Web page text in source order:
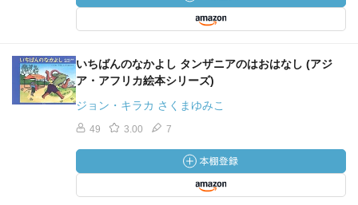
いちばんのなかよし タンザニアのはおはなし (アジ
ア・アフリカ絵本シリーズ)
ジョン・キラカ さくまゆみこ
49 3.00 7